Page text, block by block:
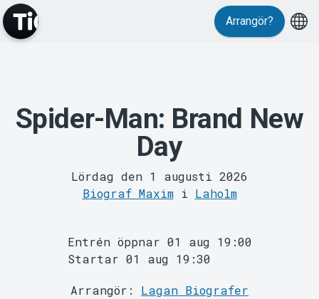
MyTickster
Support
Arrangör?
Spider-Man: Brand New
Day
Lördag den 1 augusti 2026
Biograf Maximi Laholm
Entrén öppnar 01 aug 19:00
Startar 01 aug 19:30
Arrangör: Lagan Biografer